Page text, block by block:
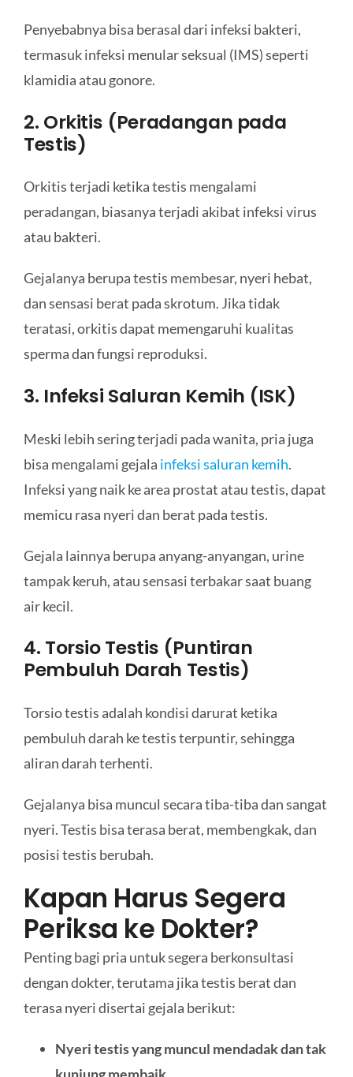
Penyebabnya bisa berasal dari infeksi bakteri,
termasuk infeksi menular seksual (IMS) seperti
klamidia atau gonore.
2. Orkitis (Peradangan pada
Testis)
Orkitis terjadi ketika testis mengalami
peradangan, biasanya terjadi akibat infeksi virus
atau bakteri.
Gejalanya berupa testis membesar, nyeri hebat,
dan sensasi berat pada skrotum. Jika tidak
teratasi, orkitis dapat memengaruhi kualitas
sperma dan fungsi reproduksi.
3. Infeksi Saluran Kemih (ISK)
Meski lebih sering terjadi pada wanita, pria juga
bisa mengalami gejala infeksi saluran kemih.
Infeksi yang naik ke area prostat atau testis, dapat
memicu rasa nyeri dan berat pada testis.
Gejala lainnya berupa anyang-anyangan, urine
tampak keruh, atau sensasi terbakar saat buang
air kecil.
4. Torsio Testis (Puntiran
Pembuluh Darah Testis)
Torsio testis adalah kondisi darurat ketika
pembuluh darah ke testis terpuntir, sehingga
aliran darah terhenti.
Gejalanya bisa muncul secara tiba-tiba dan sangat
nyeri. Testis bisa terasa berat, membengkak, dan
posisi testis berubah.
Kapan Harus Segera
Periksa ke Dokter?
Penting bagi pria untuk segera berkonsultasi
dengan dokter, terutama jika testis berat dan
terasa nyeri disertai gejala berikut:
Nyeri testis yang muncul mendadak dan tak